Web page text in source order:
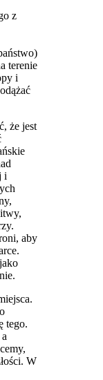
z
terenie
i
że jest
i
aby
tego.
W